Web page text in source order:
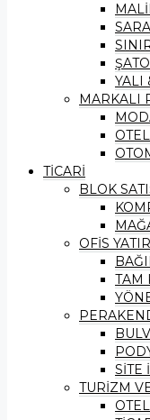
ŞATO
YALI
MARKALI
TİCARİ
BLOK
OFİS
TAM
SİTE
TURİZM